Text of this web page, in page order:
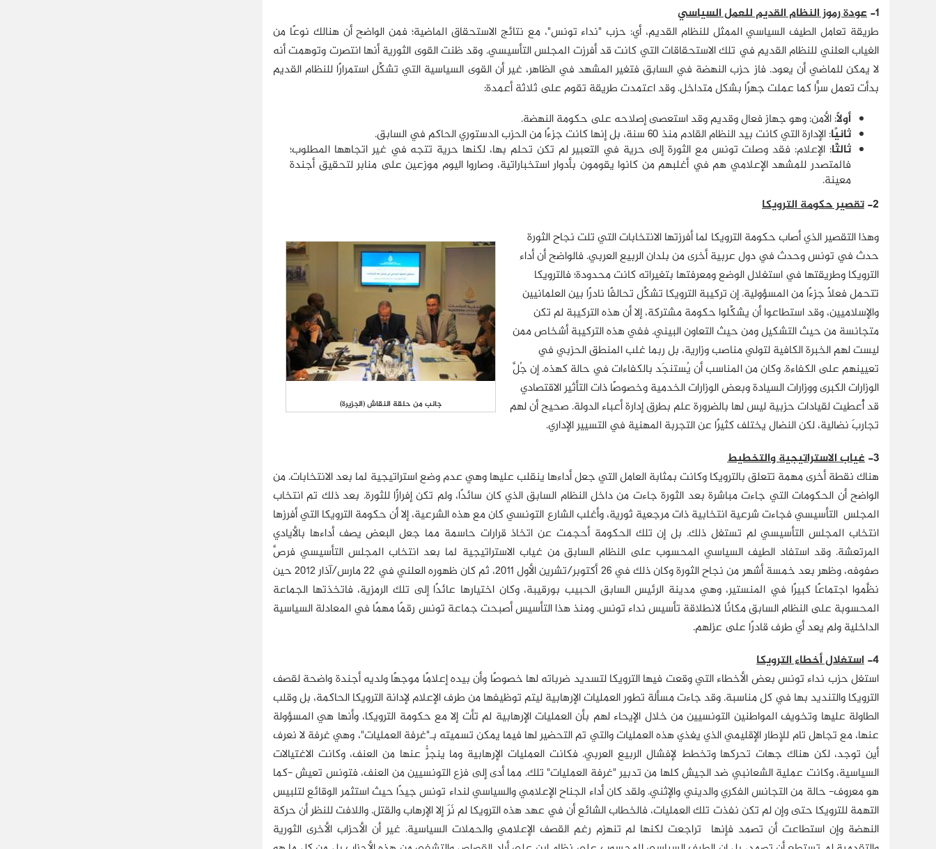
1- عودة رموز النظام القديم للعمل السياسي
طريقة تعامل الطيف السياسي الممثل للنظام القديم، أي: حزب "نداء تونس"، مع نتائج الاستحقاق الماضية؛ فمن الواضح أن هنالك نوعًا من
الغياب العلني للنظام القديم في تلك الاستحقاقات التي كانت قد أفرزت المجلس التأسيسي. وقد ظنت القوى الثورية أنها انتصرت وتوهمت أنه
لا يمكن للماضي أن يعود. فاز حزب النهضة في السابق فتغير المشهد في الظاهر، غير أن القوى السياسية التي تشكِّل استمرارًا للنظام القديم
بدأت تعمل سرًّا كما عملت جهرًا بشكل متداخل. وقد اعتمدت طريقة تقوم على ثلاثة أعمدة:
أولاً: الأمن: وهو جهاز فعال وقديم وقد استعصى إصلاحه على حكومة النهضة.
ثانيًا: الإدارة التي كانت بيد النظام القادم منذ 60 سنة، بل إنها كانت جزءًا من الحزب الدستوري الحاكم في السابق.
ثالثًا: الإعلام: فقد وصلت تونس مع الثورة إلى حرية في التعبير لم تكن تحلم بها، لكنها حرية تتجه في غير اتجاهها المطلوب؛
فالمتصدر للمشهد الإعلامي هم في أغلبهم من كانوا يقومون بأدوار استخباراتية، وصاروا اليوم موزعين على منابر لتحقيق أجندة
معينة.
2- تقصير حكومة الترويكا
جانب من حلقة النقاش (الجزيرة)
وهذا التقصير الذي أصاب حكومة الترويكا لما أفرزتها الانتخابات التي تلت نجاح الثورة
حدث في تونس وحدث في دول عربية أخرى من بلدان الربيع العربي. فالواضح أن أداء
الترويكا وطريقتها في استغلال الوضع ومعرفتها بتغيراته كانت محدودة؛ فالترويكا
تتحمل فعلاً جزءًا من المسؤولية. إن تركيبة الترويكا تشكِّل تحالفًا نادرًا بين العلمانيين
والإسلاميين، وقد استطاعوا أن يشكِّلوا حكومة مشتركة، إلا أن هذه التركيبة لم تكن
متجانسة من حيث التشكيل ومن حيث التعاون البيني. ففي هذه التركيبة أشخاص ممن
ليست لهم الخبرة الكافية لتولي مناصب وزارية، بل ربما غلب المنطق الحزبي في
تعيينهم على الكفاءة. وكان من المناسب أن يُستنجَد بالكفاءات في حالة كهذه. إن جُلَّ
الوزارات الكبرى ووزارات السيادة وبعض الوزارات الخدمية وخصوصًا ذات التأثير الاقتصادي
قد أُعطيت لقيادات حزبية ليس لها بالضرورة علم بطرق إدارة أعباء الدولة. صحيح أن لهم
تجاربَ نضالية، لكن النضال يختلف كثيرًا عن التجربة المهنية في التسيير الإداري.
3- غياب الاستراتيجية والتخطيط
هناك نقطة أخرى مهمة تتعلق بالترويكا وكانت بمثابة العامل التي جعل أداءها ينقلب عليها وهي عدم وضع استراتيجية لما بعد الانتخابات. من
الواضح أن الحكومات التي جاءت مباشرة بعد الثورة جاءت من داخل النظام السابق الذي كان سائدًا، ولم تكن إفرازًا للثورة. بعد ذلك تم انتخاب
المجلس التأسيسي فجاءت شرعية انتخابية ذات مرجعية ثورية، وأغلب الشارع التونسي كان مع هذه الشرعية، إلا أن حكومة الترويكا التي أفرزها
انتخاب المجلس التأسيسي لم تستغل ذلك. بل إن تلك الحكومة أحجمت عن اتخاذ قرارات حاسمة مما جعل البعض يصف أداءها بالأيادي
المرتعشة. وقد استفاد الطيف السياسي المحسوب على النظام السابق من غياب الاستراتيجية لما بعد انتخاب المجلس التأسيسي فرصَّ
صفوفه، وظهر بعد خمسة أشهر من نجاح الثورة وكان ذلك في 26 أكتوبر/تشرين الأول 2011، ثم كان ظهوره العلني في 22 مارس/آذار 2012 حين
نظَّموا اجتماعًا كبيرًا في المنستير، وهي مدينة الرئيس السابق الحبيب بورقيبة، وكان اختيارها عائدًا إلى تلك الرمزية، فاتخذتها الجماعة
المحسوبة على النظام السابق مكانًا لانطلاقة تأسيس نداء تونس. ومنذ هذا التأسيس أصبحت جماعة تونس رقمًا مهمًا في المعادلة السياسية
الداخلية ولم يعد أي طرف قادرًا على عزلهم.
4- استغلال أخطاء الترويكا
استغل حزب نداء تونس بعض الأخطاء التي وقعت فيها الترويكا لتسديد ضرباته لها خصوصًا وأن بيده إعلامًا موجهًا ولديه أجندة واضحة لقصف
الترويكا والتنديد بها في كل مناسبة. وقد جاءت مسألة تطور العمليات الإرهابية ليتم توظيفها من طرف الإعلام لإدانة الترويكا الحاكمة، بل وقلب
الطاولة عليها وتخويف المواطنين التونسيين من خلال الإيحاء لهم بأن العمليات الإرهابية لم تأت إلا مع حكومة الترويكا، وأنها هي المسؤولة
عنها، مع تجاهل تام للإطار الإقليمي الذي يغذي هذه العمليات والتي تم التحضير لها فيما يمكن تسميته بـ"غرفة العمليات"، وهي غرفة لا نعرف
أين توجد، لكن هناك جهات تحركها وتخطط لإفشال الربيع العربي. فكانت العمليات الإرهابية وما ينجرُّ عنها من العنف، وكانت الاغتيالات
السياسية، وكانت عملية الشعانبي ضد الجيش كلها من تدبير "غرفة العمليات" تلك. مما أدى إلى فزع التونسيين من العنف، فتونس تعيش -كما
هو معروف- حالة من التجانس الفكري والديني والإثني. ولقد كان أداء الجناح الإعلامي والسياسي لنداء تونس جيدًا حيث استثمر الوقائع لتلبيس
التهمة للترويكا حتى وإن لم تكن نفذت تلك العمليات، فالخطاب الشائع أن في عهد هذه الترويكا لم نَرَ إلا الإرهاب والقتل. واللافت للنظر أن حركة
النهضة وإن استطاعت أن تصمد فإنها تراجعت لكنها لم تنهزم رغم القصف الإعلامي والحملات السياسية. غير أن الأحزاب الأخرى الثورية